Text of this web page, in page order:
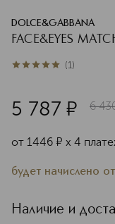
DOLCE&GABBANA
FACE&EYES
5из 51 (1)
5 787 ¤ 6
от 1446 ¤ х 4
будет начислено от
Наличие и